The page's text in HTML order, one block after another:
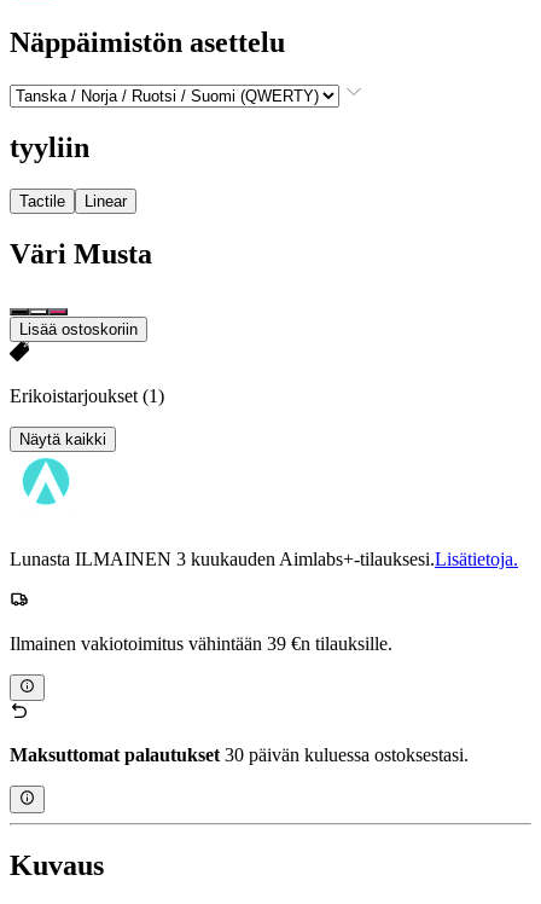
Näppäimistön asettelu
tyyliin
Tactile Linear
Väri Musta
Lisää ostoskoriin
Erikoistarjoukset (1)
Näytä kaikki
Lunasta ILMAINEN 3 kuukauden Aimlabs+-tilauksesi.Lisätietoja.
Ilmainen vakiotoimitus vähintään 39 €n tilauksille.
Maksuttomat palautukset30 päivän kuluessa ostoksestasi.
Kuvaus